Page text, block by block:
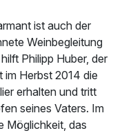
p.P. ab 660,00 €
ist auch der
Weinbegleitung
Philipp Huber, der
im Herbst 2014 die
erhalten und tritt
seines Vaters. Im
Möglichkeit, das